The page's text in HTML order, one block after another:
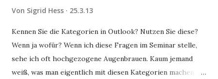
Von Sigrid Hess 25.3.13
Kennen Sie die Kategorien in Outlook? Nutzen Sie diese?
Wenn ja wofür? Wenn ich diese Fragen im Seminar stelle,
sehe ich oft hochgezogene Augenbrauen. Kaum jemand
weiß, was man eigentlich mit diesen Kategorien machen